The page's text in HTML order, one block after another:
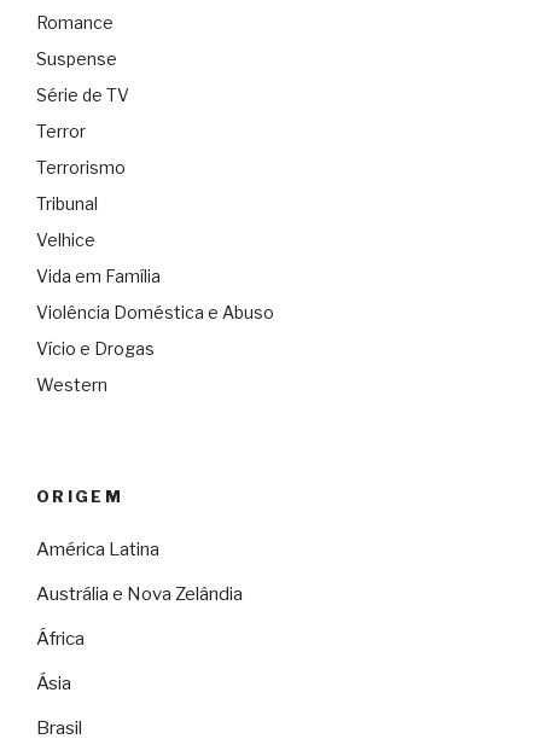
Romance
Suspense
Série de TV
Terror
Terrorismo
Tribunal
Velhice
Vida em Família
Violência Doméstica e Abuso
Vício e Drogas
Western
ORIGEM
América Latina
Austrália e Nova Zelândia
África
Ásia
Brasil